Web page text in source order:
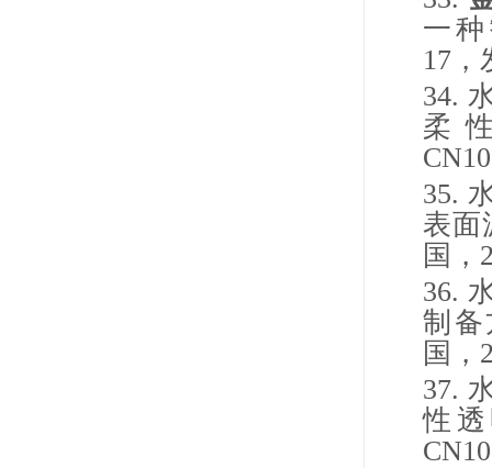
一
17
34.
柔
35.
表面
国，
36.
制
国，
37.
性